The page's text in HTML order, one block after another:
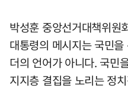
박성훈 중앙선거대책위원
대통령의 메시지는 국민
더의 언어가 아니다. 국민
지지층 결집을 노리는 정